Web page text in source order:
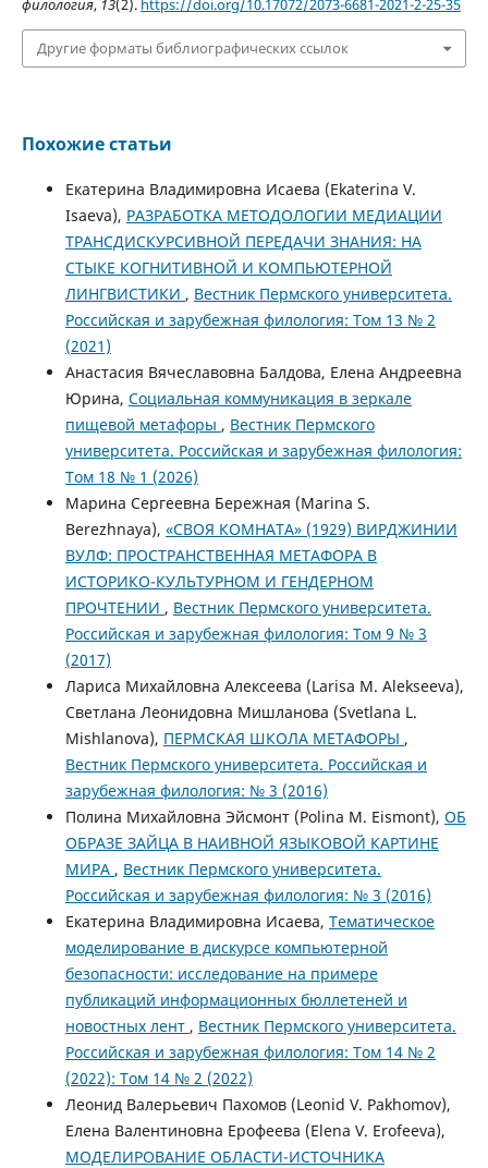
филология, 13(2). https://doi.org/10.17072/2073-6681-2021-2-25-35
Другие форматы библиографических ссылок
Похожие статьи
Екатерина Владимировна Исаева (Ekaterina V.
Isaeva), РАЗРАБОТКА МЕТОДОЛОГИИ МЕДИАЦИИ
ТРАНСДИСКУРСИВНОЙ ПЕРЕДАЧИ ЗНАНИЯ: НА
СТЫКЕ КОГНИТИВНОЙ И КОМПЬЮТЕРНОЙ
ЛИНГВИСТИКИ , Вестник Пермского университета.
Российская и зарубежная филология: Том 13 № 2
(2021)
Анастасия Вячеславовна Балдова, Елена Андреевна
Юрина, Социальная коммуникация в зеркале
пищевой метафоры , Вестник Пермского
университета. Российская и зарубежная филология:
Том 18 № 1 (2026)
Марина Сергеевна Бережная (Marina S.
Berezhnaya), «СВОЯ КОМНАТА» (1929) ВИРДЖИНИИ
ВУЛФ: ПРОСТРАНСТВЕННАЯ МЕТАФОРА В
ИСТОРИКО-КУЛЬТУРНОМ И ГЕНДЕРНОМ
ПРОЧТЕНИИ , Вестник Пермского университета.
Российская и зарубежная филология: Том 9 № 3
(2017)
Лариса Михайловна Алексеева (Larisa M. Alekseeva),
Светлана Леонидовна Мишланова (Svetlana L.
Mishlanova), ПЕРМСКАЯ ШКОЛА МЕТАФОРЫ ,
Вестник Пермского университета. Российская и
зарубежная филология: № 3 (2016)
Полина Михайловна Эйсмонт (Polina M. Eismont), ОБ
ОБРАЗЕ ЗАЙЦА В НАИВНОЙ ЯЗЫКОВОЙ КАРТИНЕ
МИРА , Вестник Пермского университета.
Российская и зарубежная филология: № 3 (2016)
Екатерина Владимировна Исаева, Тематическое
моделирование в дискурсе компьютерной
безопасности: исследование на примере
публикаций информационных бюллетеней и
новостных лент , Вестник Пермского университета.
Российская и зарубежная филология: Том 14 № 2
(2022): Том 14 № 2 (2022)
Леонид Валерьевич Пахомов (Leonid V. Pakhomov),
Елена Валентиновна Ерофеева (Elena V. Erofeeva),
МОДЕЛИРОВАНИЕ ОБЛАСТИ-ИСТОЧНИКА